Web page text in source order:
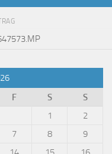
F S
S
1
2
7 8
9